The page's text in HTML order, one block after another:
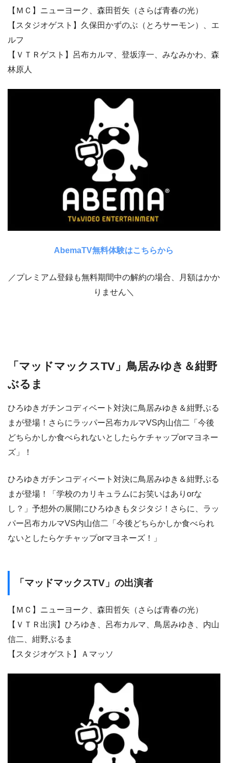
【ＭＣ】ニューヨーク、森田哲矢（さらば青春の光）
【スタジオゲスト】久保田かずのぶ（とろサーモン）、エ
ルフ
【ＶＴＲゲスト】呂布カルマ、登坂淳一、みなみかわ、森
林原人
AbemaTV無料体験はこちらから
／プレミアム登録も無料期間中の解約の場合、月額はかか
りません＼
「マッドマックスTV」鳥居みゆき＆紺野
ぶるま
ひろゆきガチンコディベート対決に鳥居みゆき＆紺野ぶる
まが登場！さらにラッパー呂布カルマVS内山信二「今後
どちらかしか食べられないとしたらケチャップorマヨネー
ズ」！
ひろゆきガチンコディベート対決に鳥居みゆき＆紺野ぶる
まが登場！「学校のカリキュラムにお笑いはありorな
し？」予想外の展開にひろゆきもタジタジ！さらに、ラッ
パー呂布カルマVS内山信二「今後どちらかしか食べられ
ないとしたらケチャップorマヨネーズ！」
「マッドマックスTV」の出演者
【ＭＣ】ニューヨーク、森田哲矢（さらば青春の光）
【ＶＴＲ出演】ひろゆき、呂布カルマ、鳥居みゆき、内山
信二、紺野ぶるま
【スタジオゲスト】Ａマッソ